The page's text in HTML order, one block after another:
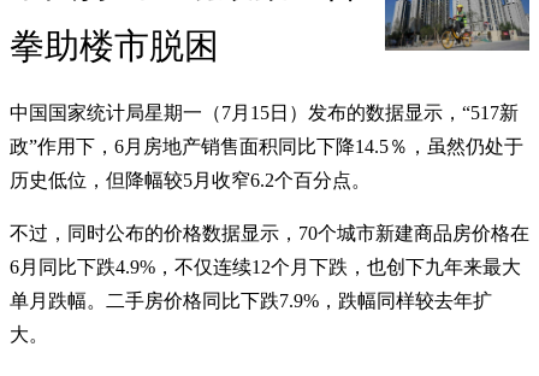
拳助楼市脱困
中国国家统计局星期一（7月15日）发布的数据显示，“517新
政”作用下，6月房地产销售面积同比下降14.5％，虽然仍处于
历史低位，但降幅较5月收窄6.2个百分点。
不过，同时公布的价格数据显示，70个城市新建商品房价格在
6月同比下跌4.9%，不仅连续12个月下跌，也创下九年来最大
单月跌幅。二手房价格同比下跌7.9%，跌幅同样较去年扩
大。